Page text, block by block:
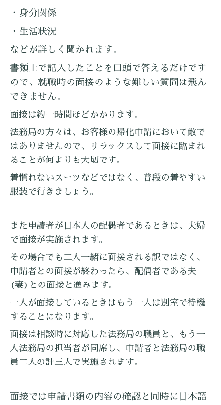
・身分関係
・生活状況
などが詳しく聞かれます。
書類上で記入したことを口頭で答えるだけです
ので、就職時の面接のような難しい質問は飛ん
できません。
面接は約一時間ほどかかります。
法務局の方々は、お客様の帰化申請において敵で
はありませんので、リラックスして面接に臨まれ
ることが何よりも大切です。
着慣れないスーツなどではなく、普段の着やすい
服装で行きましょう。
また申請者が日本人の配偶者であるときは、夫婦
で面接が実施されます。
その場合でも二人一緒に面接される訳ではなく、
申請者との面接が終わったら、配偶者である夫
(妻)との面接と進みます。
一人が面接しているときはもう一人は別室で待機
することになります。
面接は相談時に対応した法務局の職員と、もう一
人法務局の担当者が同席し、申請者と法務局の職
員二人の計三人で実施されます。
面接では申請書類の内容の確認と同時に日本語